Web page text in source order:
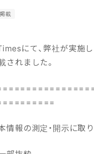
載
にて、弊社が実施
されました。
情報の測定・開示に取